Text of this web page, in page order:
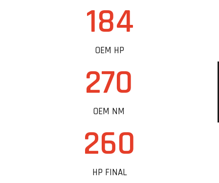
184
OEM HP
270
OEM NM
260
HP FINAL